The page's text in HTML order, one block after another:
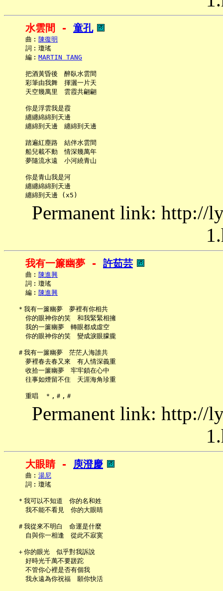
水雲間 - 童孔
     曲︰
陳復明
     詞︰瓊瑤
     編︰
MARTIN TANG
     把酒黃昏後　醉臥水雲間
     彩筆由我舞　揮灑一片天
     天空幾萬里　雲霞共翩翩
     你是浮雲我是霞
     纏纏綿綿到天邊
     纏綿到天邊　纏綿到天邊
     踏遍紅塵路　結伴水雲間
     船兒載不動　情深幾萬年
     夢隨流水遠　小河繞青山
     你是青山我是河
     纏纏綿綿到天邊
Permanent link: http://
我有一簾幽夢 - 許茹芸
     曲︰
陳進興
     詞︰瓊瑤
     編︰
陳進興
   ＊我有一簾幽夢　夢裡有你相共
     你的眼神你的笑　和我緊緊相擁
     我的一簾幽夢　轉眼都成虛空
     你的眼神你的笑　變成淚眼朦朧
   ＃我有一簾幽夢　茫茫人海誰共
     夢裡春去春又來　有人情深義重
     收拾一簾幽夢　牢牢鎖在心中
     往事如煙留不住　天涯海角珍重
Permanent link: http://
大眼睛 - 庾澄慶
     曲︰
湯尼
     詞︰瓊瑤
   ＊我可以不知道　你的名和姓
     我不能不看見　你的大眼睛
   ＃我從來不明白　命運是什麼
     自與你一相逢　從此不寂寞
   ＋你的眼光　似乎對我訴說
     好時光千萬不要蹉跎
     不管你心裡是否有個我
     我永遠為你祝福　願你快活